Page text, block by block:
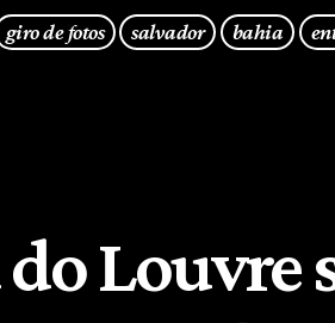
giro de fotos salvador bahia
Louvre